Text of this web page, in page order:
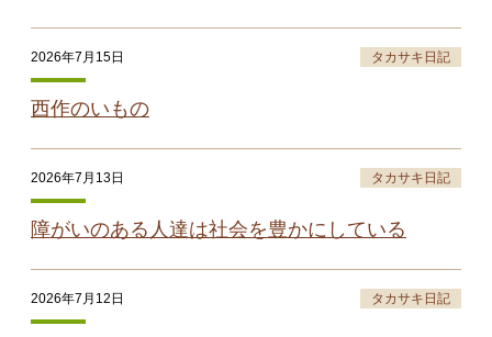
2026年7月15日 タカサキ日記
西作のいもの
2026年7月13日 タカサキ日記
障がいのある人達は社会を豊かにしている
2026年7月12日 タカサキ日記